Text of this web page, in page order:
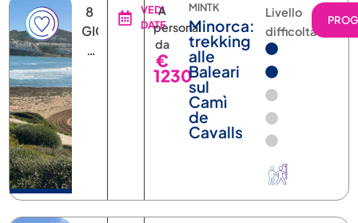
8
GIORNI
7
VEDI
DATE
A
persona
da
€
1230
MINTK
Minorca:
trekking
alle
Baleari
sul
Camì
de
Cavalls
Livello
difficoltà